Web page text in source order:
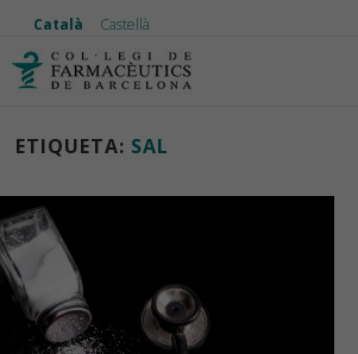
Català Castellà
Articles etiquetas amb "sal"
ETIQUETA: SAL